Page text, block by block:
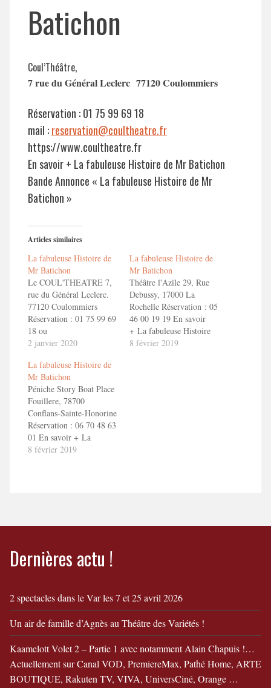
Batichon
Coul’Théâtre,
7 rue du Général Leclerc 77120 Coulommiers
Réservation : 01 75 99 69 18
mail :reservation@coultheatre.fr
https://www.coultheatre.fr
En savoir + La fabuleuse Histoire de Mr Batichon
Bande Annonce « La fabuleuse Histoire de Mr
Batichon »
Articles similaires
La fabuleuse Histoire de
Mr Batichon
Le COUL'THEATRE 7,
rue du Général Leclerc.
77120 Coulommiers
Réservation : 01 75 99 69
18 ou
reservation@coultheatre.fr
Histoire de Mr Batichon
Bande Annonce "La
fabuleuse Histoire de Mr
Batichon"
2 janvier 2020
La fabuleuse Histoire de
Mr Batichon
Théâtre l'Azile 29, Rue
Debussy, 17000 La
Rochelle Réservation : 05
46 00 19 19 En savoir
+ La fabuleuse Histoire
de Mr Batichon Bande
8 février 2019
La fabuleuse Histoire de
Mr Batichon
Péniche Story Boat Place
Fouillere, 78700
Conflans-Sainte-Honorine
Réservation : 06 70 48 63
01 En savoir + La
fabuleuse Histoire de Mr
8 février 2019
Dernières actu !
2 spectacles dans le Var les 7 et 25 avril 2026
Un air de famille d’Agnès au Théâtre des Variétés !
Kaamelott Volet 2 – Partie 1 avec notamment Alain Chapuis !…
Actuellement sur Canal VOD, PremiereMax, Pathé Home, ARTE
BOUTIQUE, Rakuten TV, VIVA, UniversCiné, Orange …